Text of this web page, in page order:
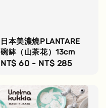
日本美濃燒PLANTARE
碗缽（山茶花）13cm
Regular
NT$ 60 - NT$ 285